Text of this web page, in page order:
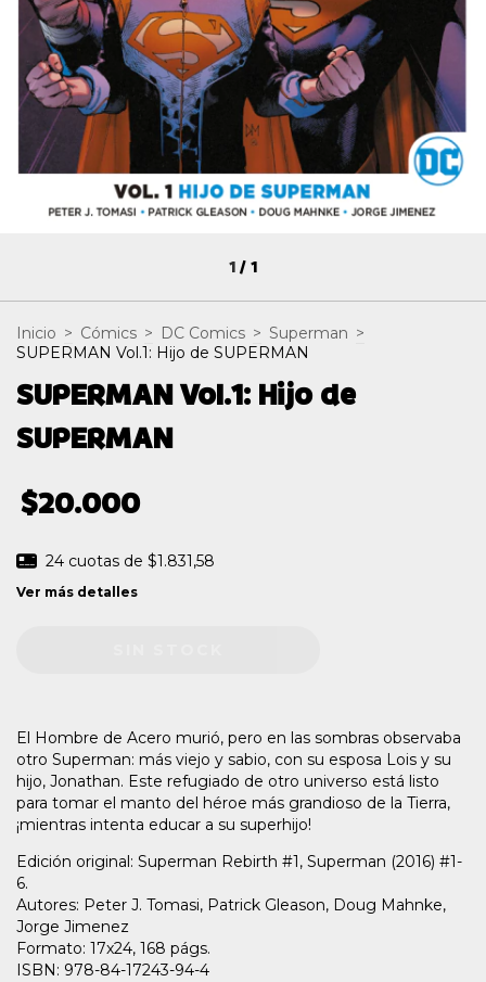
1/1
Inicio > Cómics > DC Comics > Superman >
SUPERMAN Vol.1: Hijo de SUPERMAN
SUPERMAN Vol.1: Hijo de
SUPERMAN
$20.000
24 cuotas de $1.831,58
Ver más detalles
El Hombre de Acero murió, pero en las sombras observaba
otro Superman: más viejo y sabio, con su esposa Lois y su
hijo, Jonathan. Este refugiado de otro universo está listo
para tomar el manto del héroe más grandioso de la Tierra,
¡mientras intenta educar a su superhijo!
Edición original: Superman Rebirth #1, Superman (2016) #1-
6.
Autores: Peter J. Tomasi, Patrick Gleason, Doug Mahnke,
Jorge Jimenez
Formato: 17x24, 168 págs.
ISBN: 978-84-17243-94-4